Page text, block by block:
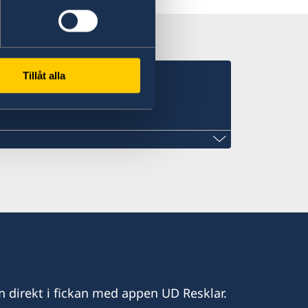
Tillåt alla I Oman
i fickan med appen UD Resklar.